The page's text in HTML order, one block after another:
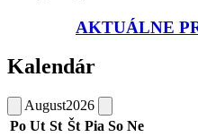
AKTUÁLNE
Kalendár
August2026
Po Ut St Št Pia So Ne